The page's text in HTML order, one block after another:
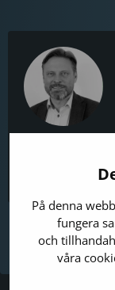
På denna
fungera
och
våra